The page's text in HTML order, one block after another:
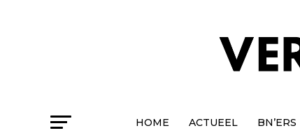
HOME ACTUEEL BN’ERS